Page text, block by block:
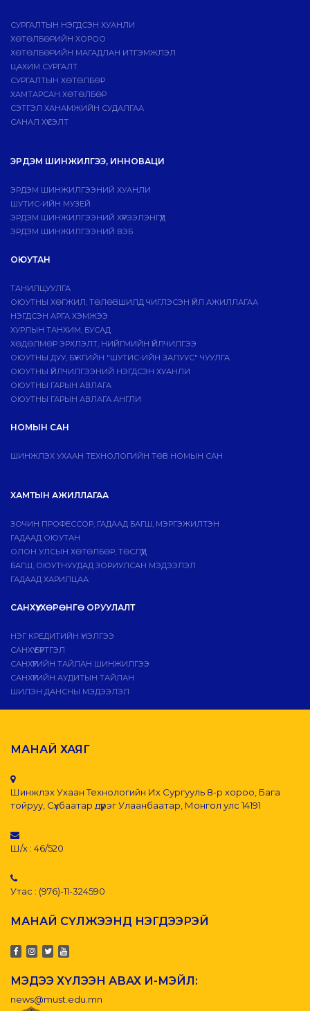
СУРГАЛТЫН НЭГДСЭН ХУАНЛИ
ХӨТӨЛБӨРИЙН ХОРОО
ХӨТӨЛБӨРИЙН МАГАДЛАН ИТГЭМЖЛЭЛ
ЦАХИМ СУРГАЛТ
СУРГАЛТЫН ХӨТӨЛБӨР
ХАМТАРСАН ХӨТӨЛБӨР
СЭТГЭЛ ХАНАМЖИЙН СУДАЛГАА
САНАЛ ХҮСЭЛТ
ЭРДЭМ ШИНЖИЛГЭЭ, ИННОВАЦИ
ЭРДЭМ ШИНЖИЛГЭЭНИЙ ХУАНЛИ
ШУТИС-ИЙН МУЗЕЙ
ЭРДЭМ ШИНЖИЛГЭЭНИЙ ХҮРЭЭЛЭНГҮҮД
ЭРДЭМ ШИНЖИЛГЭЭНИЙ ВЭБ
ОЮУТАН
ТАНИЛЦУУЛГА
ОЮУТНЫ ХӨГЖИЛ, ТӨЛӨВШИЛД ЧИГЛЭСЭН ҮЙЛ АЖИЛЛАГАА
НЭГДСЭН АРГА ХЭМЖЭЭ
ХУРЛЫН ТАНХИМ, БУСАД
ХӨДӨЛМӨР ЭРХЛЭЛТ, НИЙГМИЙН ҮЙЛЧИЛГЭЭ
ОЮУТНЫ ДУУ, БҮЖГИЙН "ШУТИС-ИЙН ЗАЛУУС" ЧУУЛГА
ОЮУТНЫ ҮЙЛЧИЛГЭЭНИЙ НЭГДСЭН ХУАНЛИ
ОЮУТНЫ ГАРЫН АВЛАГА
ОЮУТНЫ ГАРЫН АВЛАГА АНГЛИ
НОМЫН САН
ШИНЖЛЭХ УХААН ТЕХНОЛОГИЙН ТӨВ НОМЫН САН
ХАМТЫН АЖИЛЛАГАА
ЗОЧИН ПРОФЕССОР, ГАДААД БАГШ, МЭРГЭЖИЛТЭН
ГАДААД ОЮУТАН
ОЛОН УЛСЫН ХӨТӨЛБӨР, ТӨСЛҮҮД
БАГШ, ОЮУТНУУДАД ЗОРИУЛСАН МЭДЭЭЛЭЛ
ГАДААД ХАРИЛЦАА
САНХҮҮ, ХӨРӨНГӨ ОРУУЛАЛТ
НЭГ КРЕДИТИЙН ҮНЭЛГЭЭ
САНХҮҮ БҮРТГЭЛ
САНХҮҮГИЙН ТАЙЛАН ШИНЖИЛГЭЭ
САНХҮҮГИЙН АУДИТЫН ТАЙЛАН
ШИЛЭН ДАНСНЫ МЭДЭЭЛЭЛ
МАНАЙ ХАЯГ
Шинжлэх Ухаан Технологийн Их Сургууль 8-р хороо, Бага
тойруу, Сүхбаатар дүүрэг Улаанбаатар, Монгол улс 14191
Ш/х : 46/520
Утас : (976)-11-324590
МАНАЙ СҮЛЖЭЭНД НЭГДЭЭРЭЙ
МЭДЭЭ ХҮЛЭЭН АВАХ И-МЭЙЛ:
news@must.edu.mn